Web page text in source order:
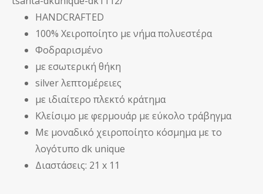
HANDCRAFTED
100% Χειροποίητο με νήμα πολυεστέρα
Φοδραρισμένο
με εσωτερική θήκη
silver λεπτομέρειες
με ιδιαίτερο πλεκτό κράτημα
Κλείσιμο με φερμουάρ με εύκολο τράβηγμα
Με μοναδικό χειροποίητο κόσμημα με το
λογότυπο dk unique
Διαστάσεις: 21 x 11